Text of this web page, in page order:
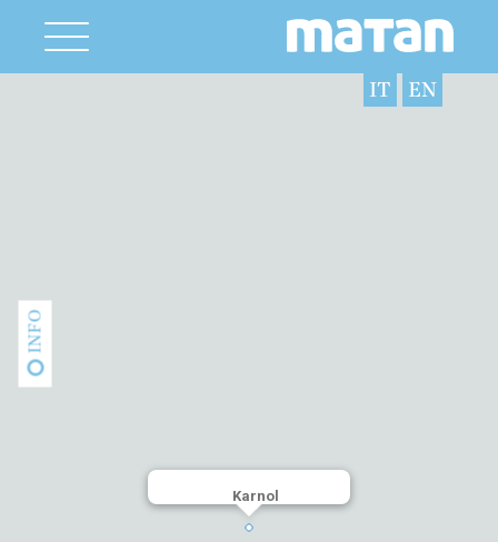
IT EN
INFO
Karnol